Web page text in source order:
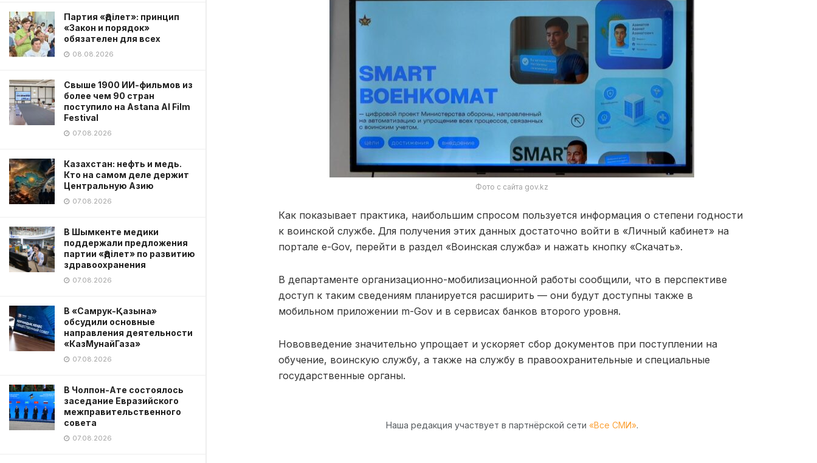
Партия «Әділет»: принцип
«Закон и порядок»
обязателен для всех
08.08.2026
Свыше 1900 ИИ-фильмов из
более чем 90 стран
поступило на Astana AI Film
Festival
07.08.2026
Казахстан: нефть и медь.
Кто на самом деле держит
Центральную Азию
07.08.2026
В Шымкенте медики
поддержали предложения
партии «Әділет» по развитию
здравоохранения
07.08.2026
В «Самрук-Қазына»
обсудили основные
направления деятельности
«КазМунайГаза»
07.08.2026
В Чолпон-Ате состоялось
заседание Евразийского
межправительственного
совета
07.08.2026
Фото с сайта gov.kz
Как показывает практика, наибольшим спросом пользуется информация о степени годности
к воинской службе. Для получения этих данных достаточно войти в «Личный кабинет» на
портале e-Gov, перейти в раздел «Воинская служба» и нажать кнопку «Скачать».
В департаменте организационно-мобилизационной работы сообщили, что в перспективе
доступ к таким сведениям планируется расширить — они будут доступны также в
мобильном приложении m-Gov и в сервисах банков второго уровня.
Нововведение значительно упрощает и ускоряет сбор документов при поступлении на
обучение, воинскую службу, а также на службу в правоохранительные и специальные
государственные органы.
Наша редакция участвует в партнёрской сети «Все СМИ».